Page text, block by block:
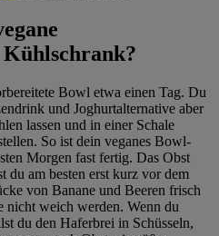
Bowl etwa einen Tag. Du
und Joghurtalternative aber
lassen und in einer Schale
So ist dein veganes Bowl-
Morgen fast fertig. Das Obst
du am besten erst kurz vor dem
von Banane und Beeren frisch
nicht weich werden. Wenn du
du den Haferbrei in Schüsseln,